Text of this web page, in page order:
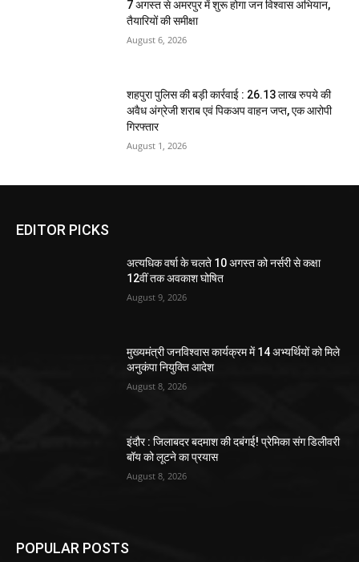
7 अगस्त से अमरपुर में शुरू होगा जन विश्वास अभियान,
तैयारियों की समीक्षा
August 6, 2026
शहपुरा पुलिस की बड़ी कार्रवाई : 26.13 लाख रुपये की
अवैध अंग्रेजी शराब एवं पिकअप वाहन जप्त, एक आरोपी
गिरफ्तार
August 1, 2026
EDITOR PICKS
अत्यधिक वर्षा के चलते 10 अगस्त को नर्सरी से कक्षा
12वीं तक अवकाश घोषित
August 9, 2026
मुख्यमंत्री जनविश्वास कार्यक्रम में 14 अभ्यर्थियों को मिले
अनुकंपा नियुक्ति आदेश
August 8, 2026
इंदौर : जिलाबदर बदमाश की दबंगई! प्रेमिका संग डिलीवरी
बॉय को लूटने का प्रयास
August 8, 2026
POPULAR POSTS